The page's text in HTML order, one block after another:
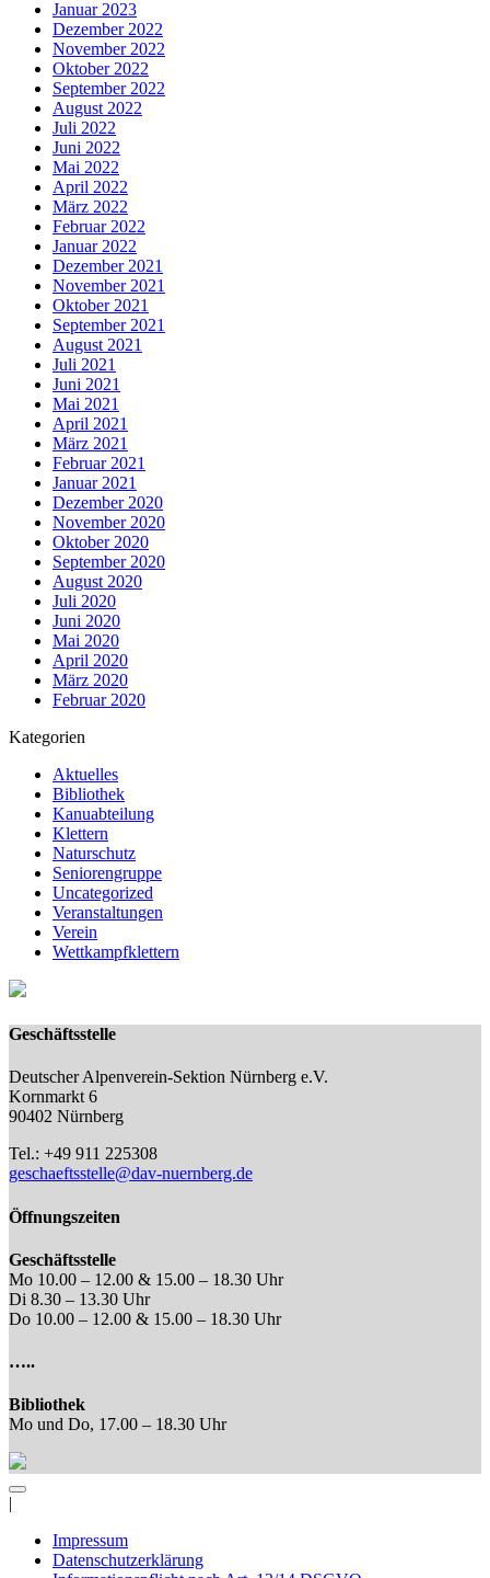
Januar 2023
Dezember 2022
November 2022
Oktober 2022
September 2022
August 2022
Juli 2022
Juni 2022
Mai 2022
April 2022
März 2022
Februar 2022
Januar 2022
Dezember 2021
November 2021
Oktober 2021
September 2021
August 2021
Juli 2021
Juni 2021
Mai 2021
April 2021
März 2021
Februar 2021
Januar 2021
Dezember 2020
November 2020
Oktober 2020
September 2020
August 2020
Juli 2020
Juni 2020
Mai 2020
April 2020
März 2020
Februar 2020
Kategorien
Aktuelles
Bibliothek
Kanuabteilung
Klettern
Naturschutz
Seniorengruppe
Uncategorized
Veranstaltungen
Verein
Wettkampfklettern
Geschäftsstelle
Deutscher Alpenverein-Sektion Nürnberg e.V.
Kornmarkt 6
90402 Nürnberg
Tel.: +49 911 225308
geschaeftsstelle@dav-nuernberg.de
Öffnungszeiten
Geschäftsstelle
Mo 10.00 – 12.00 & 15.00 – 18.30 Uhr
Di 8.30 – 13.30 Uhr
Do 10.00 – 12.00 & 15.00 – 18.30 Uhr
…..
Bibliothek
Mo und Do, 17.00 – 18.30 Uhr
Impressum
Datenschutzerklärung